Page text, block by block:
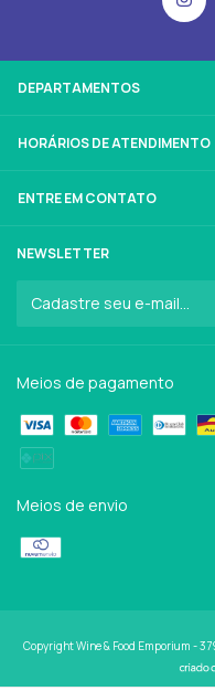
DEPARTAMENTOS
HORÁRIOS DE ATENDIMENTO
ENTRE EM CONTATO
NEWSLETTER
Meios de pagamento
Meios de envio
Copyright Wine & Food Emporium -